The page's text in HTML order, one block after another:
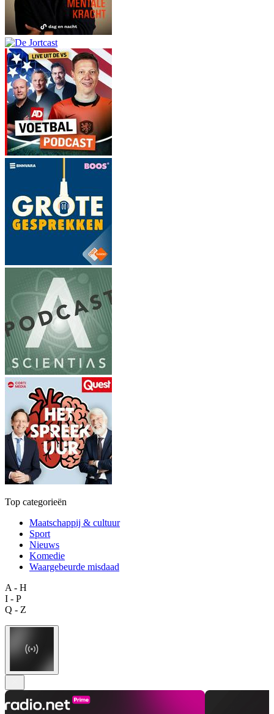
Top categorieën
Maatschappij & cultuur
Sport
Nieuws
Komedie
Waargebeurde misdaad
A - H
I - P
Q - Z